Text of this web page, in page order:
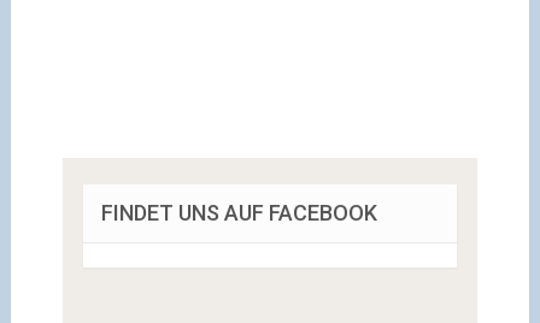
FINDET UNS AUF FACEBOOK